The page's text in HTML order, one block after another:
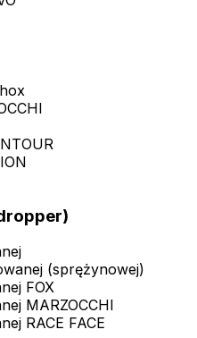
(sprężynowej)
FOX
MARZOCCHI
RACE FACE